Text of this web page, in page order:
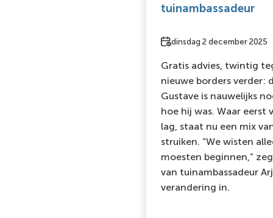
tuinambassadeur
Datum
dinsdag 2 december 2025
Gratis advies, twintig
nieuwe borders verder:
Gustave is nauwelijks
hoe hij was. Waar eerst
lag, staat nu een mix
struiken. “We wisten
moesten beginnen,”
van tuinambassadeur
verandering in.